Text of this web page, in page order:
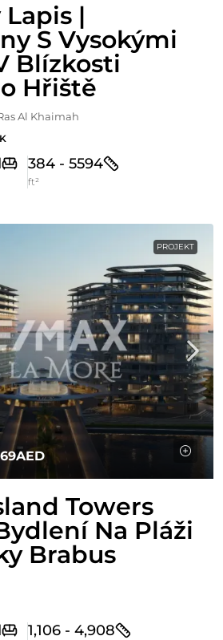
|
S Vysokými
Blízkosti
Hřiště
Al Khaimah
384 - 5594
ft²
PROJEKT
Towers
Na Pláži
Brabus
1,106 - 4,908